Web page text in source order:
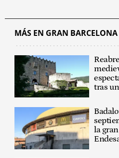
MÁS EN GRAN BARCELONA
tras
la